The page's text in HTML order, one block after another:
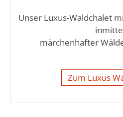
Unser Luxus-Waldchalet
märchenhafter
Zum Luxus